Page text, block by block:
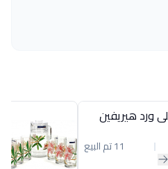
11 تم البيع